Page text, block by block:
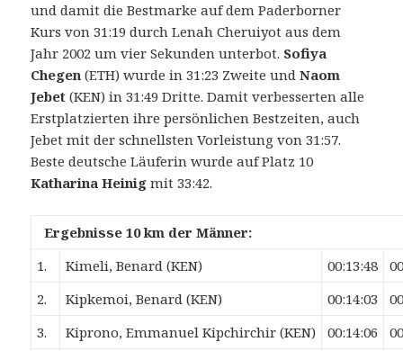
und damit die Bestmarke auf dem Paderborner
Kurs von 31:19 durch Lenah Cheruiyot aus dem
Jahr 2002 um vier Sekunden unterbot. Sofiya
Chegen (ETH) wurde in 31:23 Zweite undNaom
Jebet (KEN) in 31:49 Dritte. Damit verbesserten alle
Erstplatzierten ihre persönlichen Bestzeiten, auch
Jebet mit der schnellsten Vorleistung von 31:57.
Beste deutsche Läuferin wurde auf Platz 10
Katharina Heinig mit 33:42.
Ergebnisse 10 km der Männer:
1.
Kimeli, Benard (KEN) 00:13:48
2.
Kipkemoi, Benard (KEN) 00:14:03
3.
Kiprono, Emmanuel Kipchirchir (KEN) 00:14:06